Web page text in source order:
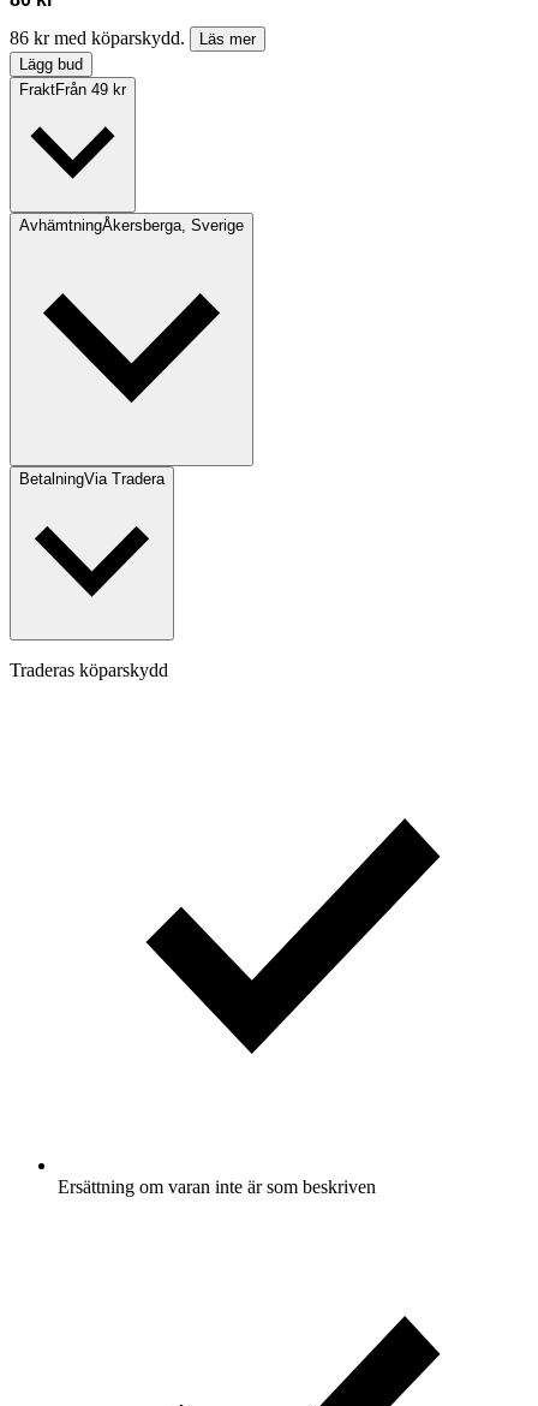
86 kr med köparskydd.
Läs mer
Lägg bud
FraktFrån 49 kr
AvhämtningÅkersberga, Sverige
BetalningVia Tradera
Traderas köparskydd
Ersättning om varan inte är som beskriven